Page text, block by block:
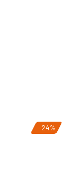
- 24%